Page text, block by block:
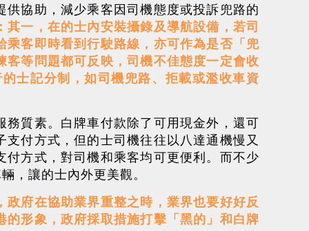
協助，減少乘客因司機態度或投訴兜路的
一，在的士內安裝攝錄及導航設備，若司
客即時看到行駛路線，亦可作為是否「兜
等問題都可反映，司機不佳態度一定會收
士記分制，如司機兜路、拒載或濫收車資
質素。白牌車付款除了可用現金外，還可
付方式，但的士司機往往以八達通機慢又
方式，對司機和乘客均可更便利。而不少
，讓的士內外更美觀。
府在協助業界重整之時，業界也要好好反
形象，政府採取措施打擊「黑的」和白牌